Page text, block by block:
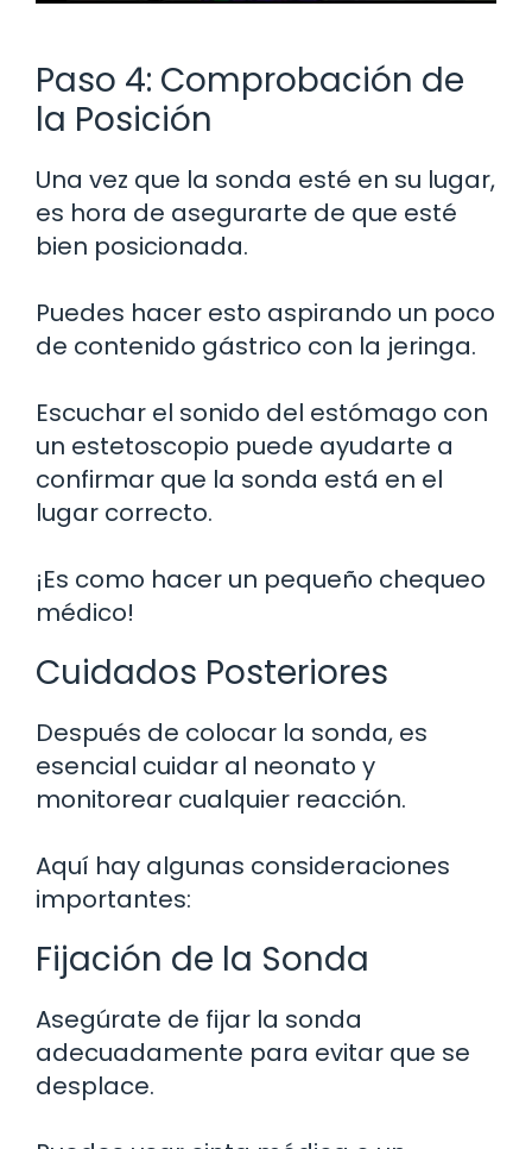
Paso 4: Comprobación de
la Posición
Una vez que la sonda esté en su lugar,
es hora de asegurarte de que esté
bien posicionada.
Puedes hacer esto aspirando un poco
de contenido gástrico con la jeringa.
Escuchar el sonido del estómago con
un estetoscopio puede ayudarte a
confirmar que la sonda está en el
lugar correcto.
¡Es como hacer un pequeño chequeo
médico!
Cuidados Posteriores
Después de colocar la sonda, es
esencial cuidar al neonato y
monitorear cualquier reacción.
Aquí hay algunas consideraciones
importantes:
Fijación de la Sonda
Asegúrate de fijar la sonda
adecuadamente para evitar que se
desplace.